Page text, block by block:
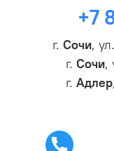
+7
г. Сочи,
г. Сочи,
г. Адлер